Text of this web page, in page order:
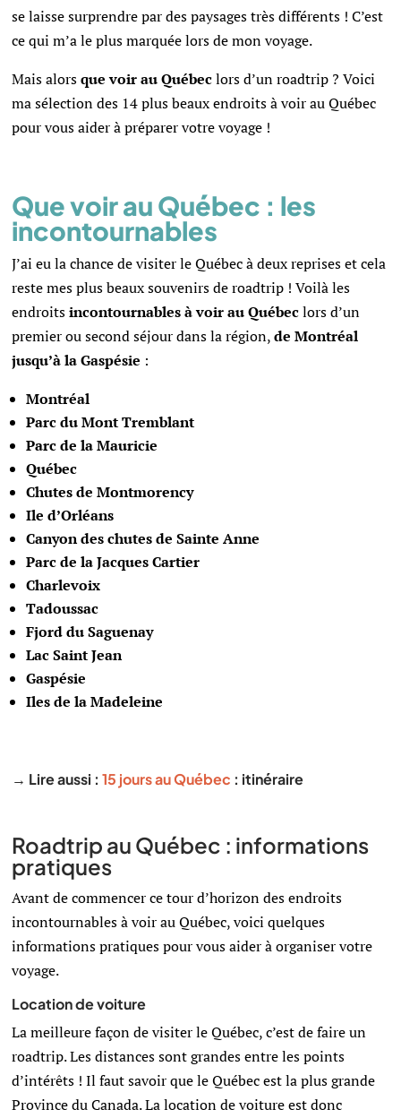
se laisse surprendre par des paysages très différents ! C’est
ce qui m’a le plus marquée lors de mon voyage.
Mais alorsque voir au Québeclors d’un roadtrip ? Voici
ma sélection des 14 plus beaux endroits à voir au Québec
pour vous aider à préparer votre voyage !
Que voir au Québec : les
incontournables
J’ai eu la chance de visiter le Québec à deux reprises et cela
reste mes plus beaux souvenirs de roadtrip ! Voilà les
endroitsincontournables à voir au Québeclors d’un
premier ou second séjour dans la région,de Montréal
jusqu’à la Gaspésie :
Montréal
Parc du Mont Tremblant
Parc de la Mauricie
Québec
Chutes de Montmorency
Ile d’Orléans
Canyon des chutes de Sainte Anne
Parc de la Jacques Cartier
Charlevoix
Tadoussac
Fjord du Saguenay
Lac Saint Jean
Gaspésie
Iles de la Madeleine
→ Lire aussi :15 jours au Québec : itinéraire
Roadtrip au Québec : informations
pratiques
Avant de commencer ce tour d’horizon des endroits
incontournables à voir au Québec, voici quelques
informations pratiques pour vous aider à organiser votre
voyage.
Location de voiture
La meilleure façon de visiter le Québec, c’est de faire un
roadtrip. Les distances sont grandes entre les points
d’intérêts ! Il faut savoir que le Québec est la plus grande
Province du Canada. La location de voiture est donc